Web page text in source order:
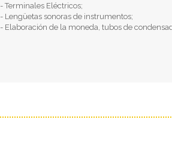
- Terminales Eléctricos;
- Lengüetas sonoras de instrumentos;
- Elaboración de la moneda, tubos de